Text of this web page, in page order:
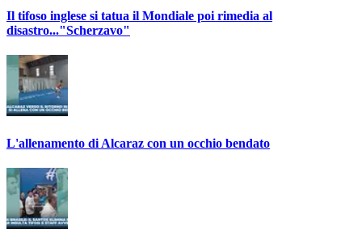
Il tifoso inglese si tatua il Mondiale poi rimedia al
disastro..."Scherzavo"
L'allenamento di Alcaraz con un occhio bendato